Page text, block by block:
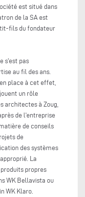
est situé dans
de la SA est
fils du fondateur
s'est pas
au fil des ans.
place à cet effet,
un rôle
architectes à Zoug,
de l'entreprise
de conseils
de
des systèmes
La
propres
WK Bellavista ou
WK Klaro.